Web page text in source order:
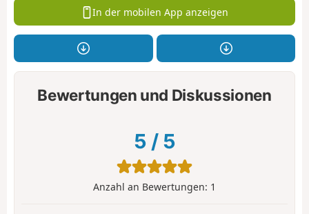
In der mobilen App anzeigen
Bewertungen und Diskussionen
5 / 5
Anzahl an Bewertungen: 1